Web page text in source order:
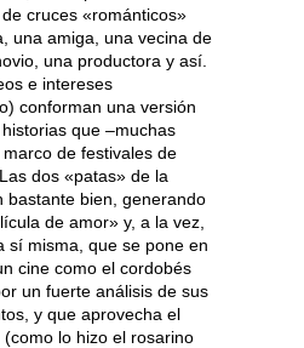
cruces «románticos»
una amiga, una vecina de
una productora y así.
e intereses
conforman una versión
que –muchas
de festivales de
dos «patas» de la
bastante bien, generando
de amor» y, a la vez,
sí misma, que se pone en
cine como el cordobés
un fuerte análisis de sus
y que aprovecha el
lo hizo el rosarino